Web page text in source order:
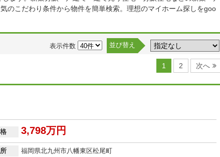
のこだわり条件から物件を簡単検索。理想のマイホーム探しをgoo
表示件数 並び替え
1 2 次へ
3,798万円
福岡県北九州市八幡東区松尾町